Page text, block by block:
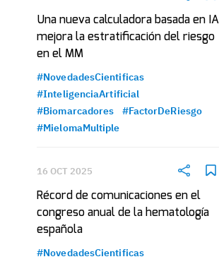
Una nueva calculadora basada en IA
mejora la estratificación del riesgo
en el MM
#NovedadesCientificas
#InteligenciaArtificial
#Biomarcadores
#FactorDeRiesgo
#MielomaMultiple
16 OCT 2025
Récord de comunicaciones en el
congreso anual de la hematología
española
#NovedadesCientificas